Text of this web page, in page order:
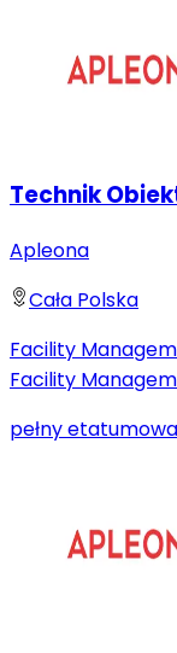
Technik
Apleona
Cała Polska
Facility
Facility
pełny etat